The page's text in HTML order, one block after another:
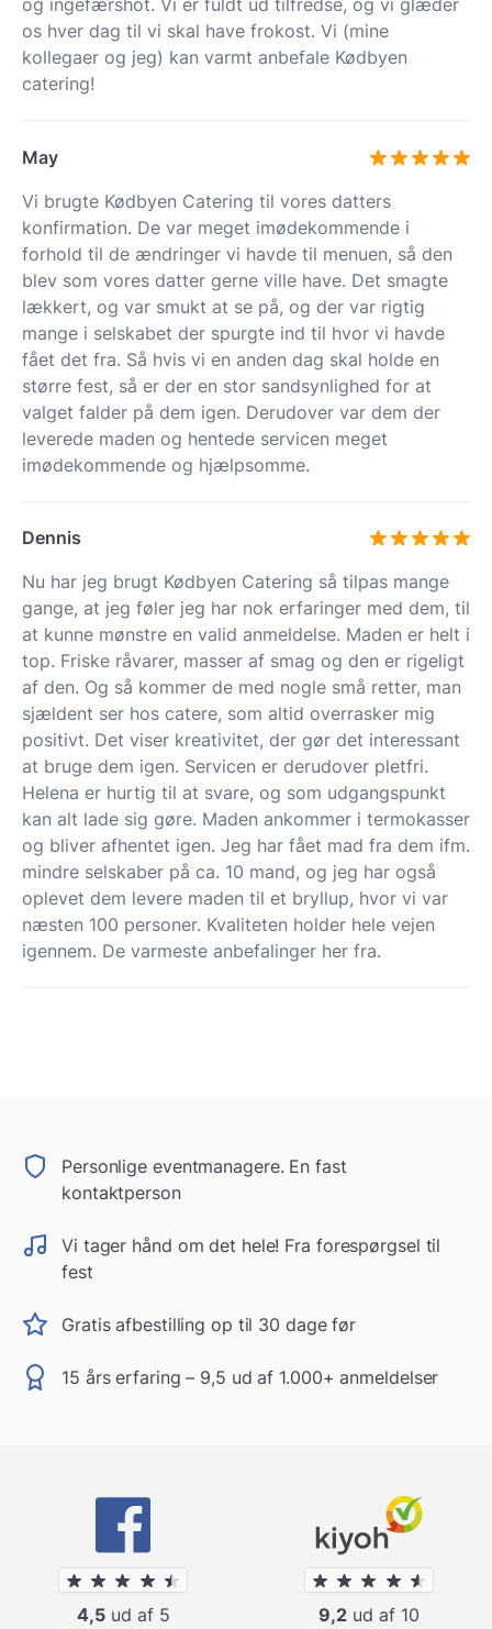
og ingefærshot. Vi er fuldt ud tilfredse, og vi glæder
os hver dag til vi skal have frokost. Vi (mine
kollegaer og jeg) kan varmt anbefale Kødbyen
catering!
May
Vi brugte Kødbyen Catering til vores datters
konfirmation. De var meget imødekommende i
forhold til de ændringer vi havde til menuen, så den
blev som vores datter gerne ville have. Det smagte
lækkert, og var smukt at se på, og der var rigtig
mange i selskabet der spurgte ind til hvor vi havde
fået det fra. Så hvis vi en anden dag skal holde en
større fest, så er der en stor sandsynlighed for at
valget falder på dem igen. Derudover var dem der
leverede maden og hentede servicen meget
imødekommende og hjælpsomme.
Dennis
Nu har jeg brugt Kødbyen Catering så tilpas mange
gange, at jeg føler jeg har nok erfaringer med dem, til
at kunne mønstre en valid anmeldelse. Maden er helt i
top. Friske råvarer, masser af smag og den er rigeligt
af den. Og så kommer de med nogle små retter, man
sjældent ser hos catere, som altid overrasker mig
positivt. Det viser kreativitet, der gør det interessant
at bruge dem igen. Servicen er derudover pletfri.
Helena er hurtig til at svare, og som udgangspunkt
kan alt lade sig gøre. Maden ankommer i termokasser
og bliver afhentet igen. Jeg har fået mad fra dem ifm.
mindre selskaber på ca. 10 mand, og jeg har også
oplevet dem levere maden til et bryllup, hvor vi var
næsten 100 personer. Kvaliteten holder hele vejen
igennem. De varmeste anbefalinger her fra.
Personlige eventmanagere. En fast
kontaktperson
Vi tager hånd om det hele! Fra forespørgsel til
fest
Gratis afbestilling op til 30 dage før
15 års erfaring – 9,5 ud af 1.000+ anmeldelser
4,5ud af 5 9,2 ud af 10